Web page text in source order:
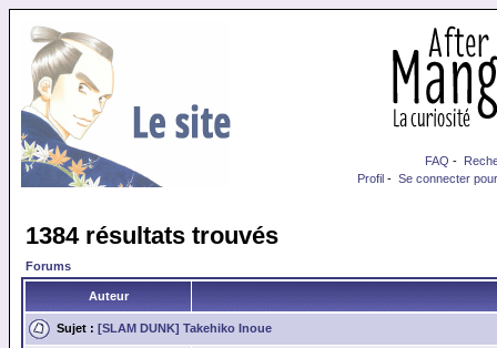
FAQ -
Profil - Se connecter
1384 résultats trouvés
Forums
Auteur
Sujet : [SLAM DUNK] Takehiko Inoue